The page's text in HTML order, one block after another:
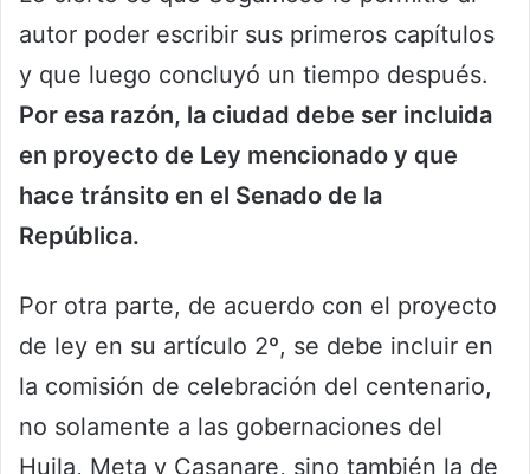
autor poder escribir sus primeros capítulos
y que luego concluyó un tiempo después.
Por esa razón, la ciudad debe ser incluida
en proyecto de Ley mencionado y que
hace tránsito en el Senado de la
República.
Por otra parte, de acuerdo con el proyecto
de ley en su artículo 2º, se debe incluir en
la comisión de celebración del centenario,
no solamente a las gobernaciones del
Huila, Meta y Casanare, sino también la de